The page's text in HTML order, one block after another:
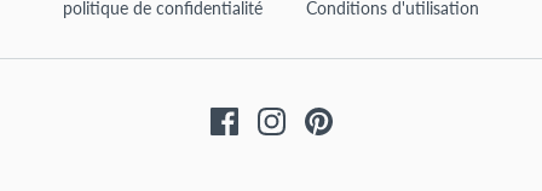
politique de confidentialité Conditions d'utilisation
FacebookInstagramPinterest